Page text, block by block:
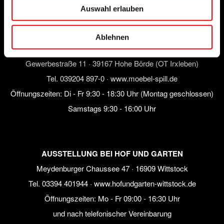
Auswahl erlauben
Ablehnen
Sa nach Vereinbarung
AUSSTELLUNG BEI MÖBEL SPILL
Gewerbestraße 11 · 39167 Hohe Börde (OT Irxleben)
Tel. 039204 897-0 · www.moebel-spill.de
Öffnungszeiten: Di - Fr 9:30 - 18:30 Uhr (Montag geschlossen)
Samstags 9:30 - 16:00 Uhr
AUSSTELLUNG BEI HOF UND GARTEN
Meydenburger Chaussee 47 · 16909 Wittstock
Tel. 03394 401944· www.hofundgarten-wittstock.de
Öffnungszeiten: Mo - Fr 09:00 - 16:30 Uhr
und nach telefonischer Vereinbarung